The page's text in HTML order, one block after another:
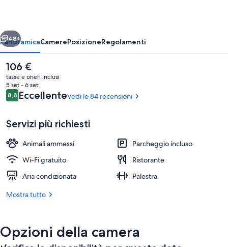
Minibar, una cassaforte in camera,
Avanti
48+
PanoramicaCamerePosizioneRegolamenti
Il
prezzo
attuale
è
106 €
106 €
tasse e oneri inclusi
5 set - 6 set
Recensioni
8,88,8 su 10
EccellenteVedi le 84 recensioni
Servizi più richiesti
Animali ammessi
Parcheggio incluso
Wi-Fi gratuito
Ristorante
Aria condizionata
Palestra
Mostra tutto
Opzioni della camera